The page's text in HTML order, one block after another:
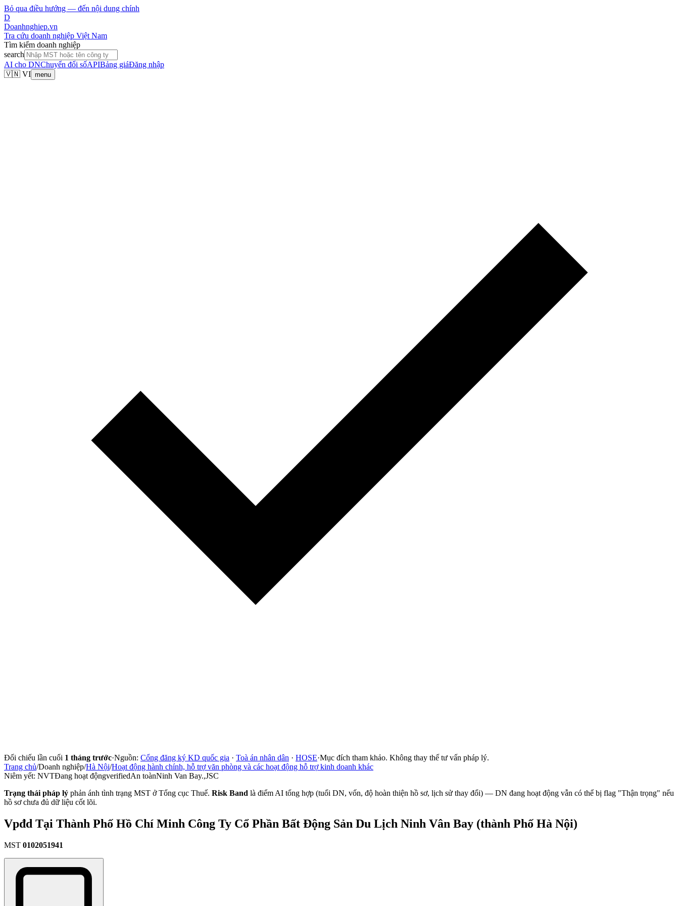
Bỏ qua điều hướng — đến nội dung chính
D
Doanhnghiep.vn
Tra cứu doanh nghiệp Việt Nam
Tìm kiếm doanh nghiệp
search
AI cho DNChuyển đổi sốAPIBảng giáĐăng nhập
🇻🇳 VI menu
Đối chiếu lần cuối 1 tháng trước·Nguồn: Cổng đăng ký KD quốc gia · Toà án nhân dân · HOSE·Mục đích tham khảo. Không thay thế tư vấn pháp lý.
Trang chủ/Doanh nghiệp/Hà Nội/Hoạt động hành chính, hỗ trợ văn phòng và các hoạt động hỗ trợ kinh doanh khác
Niêm yết: NVTĐang hoạt độngverifiedAn toànNinh Van Bay.,JSC
Trạng thái pháp lý phản ánh tình trạng MST ở Tổng cục Thuế. Risk Band là điểm AI tổng hợp (tuổi DN, vốn, độ hoàn thiện hồ sơ, lịch sử thay đổi) — DN đang hoạt động vẫn có thể bị flag "Thận trọng" nếu
hồ sơ chưa đủ dữ liệu cốt lõi.
Vpđd Tại Thành Phố Hồ Chí Minh Công Ty Cổ Phần Bất Động Sản Du Lịch Ninh Vân Bay (thành Phố Hà Nội)
MST 0102051941